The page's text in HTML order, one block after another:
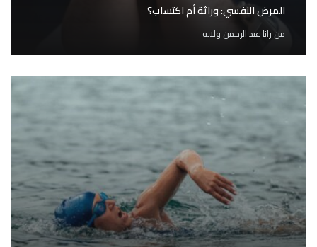
المرض النفسي: وراثة أم اكتساب؟
من رانا عبد الرحمن ولايه